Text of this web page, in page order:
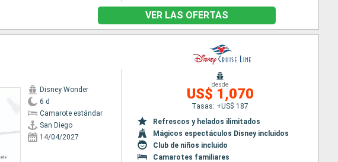
VER LAS OFERTAS
Disney Wonder
6 d
Camarote estándar
San Diego
14/04/2027
desde
US$ 1,070
Tasas: +US$ 187
Refrescos y helados ilimitados
Mágicos espectáculos Disney incluidos
Club de niños incluido
Camarotes familiares